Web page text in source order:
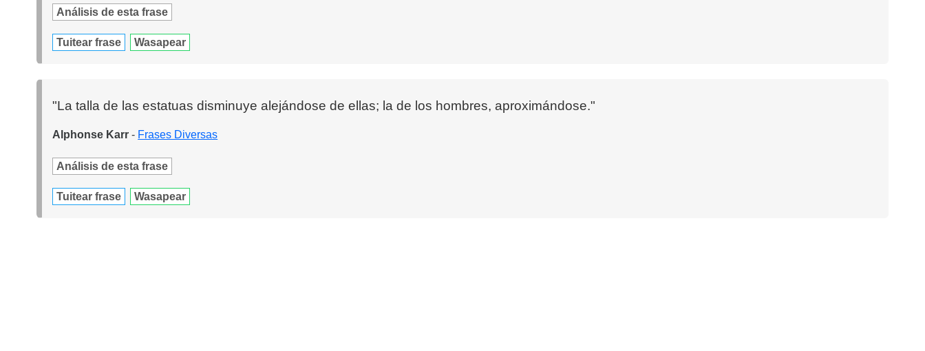
Análisis de esta frase
Tuitear frase Wasapear
"La talla de las estatuas disminuye alejándose de ellas; la de los hombres, aproximándose."
Alphonse Karr - Frases Diversas
Análisis de esta frase
Tuitear frase Wasapear